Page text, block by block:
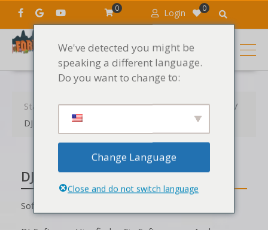
Login 0
0
Startseite Produkte
DJ- und MAO-Software
DJ-Software
DJ-Software
Software für DJs
We've detected you might be
speaking a different language.
Do you want to change to:
Change Language
Close and do not switch language